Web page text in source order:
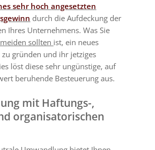
sehr hoch angesetzten
durch die Aufdeckung der
Ihres Unternehmens. Was Sie
sollten ist, ein neues
zu gründen und ihr jetziges
löst diese sehr ungünstige, auf
beruhende Besteuerung aus.
mit Haftungs-,
organisatorischen